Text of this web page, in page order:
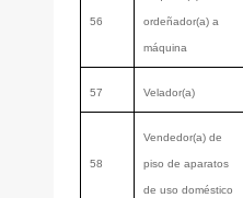
56 ordeñador(a) a
máquina
57 Velador(a)
58
Vendedor(a) de
piso de aparatos
de uso doméstico